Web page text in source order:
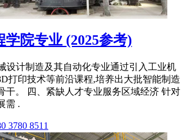
学院专业 (2025参考)
设计制造及其自动化专业通过引入工业机
打印技术等前沿课程,培养出大批智能制造
干。 四、紧缺人才专业服务区域经济 针对
需 .
3780 8511